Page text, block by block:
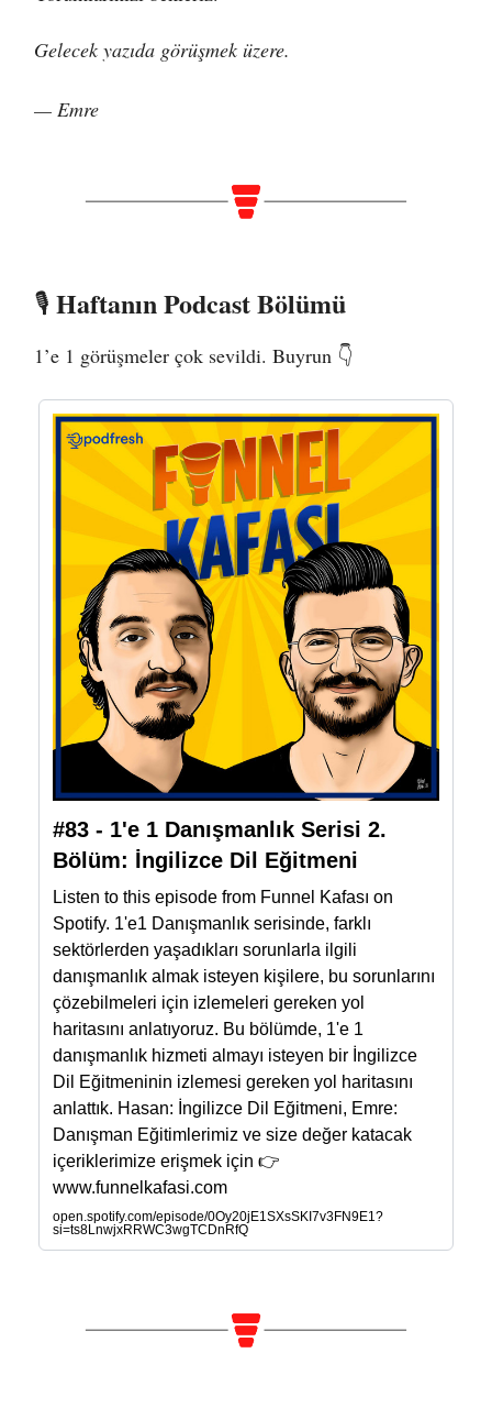
Gelecek yazıda görüşmek üzere.
— Emre
🎙️ Haftanın Podcast Bölümü
1’e 1 görüşmeler çok sevildi. Buyrun 👇️
#83 - 1'e 1 Danışmanlık Serisi 2.
Bölüm: İngilizce Dil Eğitmeni
Listen to this episode from Funnel Kafası on
Spotify. 1'e1 Danışmanlık serisinde, farklı
sektörlerden yaşadıkları sorunlarla ilgili
danışmanlık almak isteyen kişilere, bu sorunlarını
çözebilmeleri için izlemeleri gereken yol
haritasını anlatıyoruz. Bu bölümde, 1'e 1
danışmanlık hizmeti almayı isteyen bir İngilizce
Dil Eğitmeninin izlemesi gereken yol haritasını
anlattık. Hasan: İngilizce Dil Eğitmeni, Emre:
Danışman Eğitimlerimiz ve size değer katacak
içeriklerimize erişmek için 👉
www.funnelkafasi.com
open.spotify.com/episode/0Oy20jE1SXsSKI7v3FN9E1?
si=ts8LnwjxRRWC3wgTCDnRfQ